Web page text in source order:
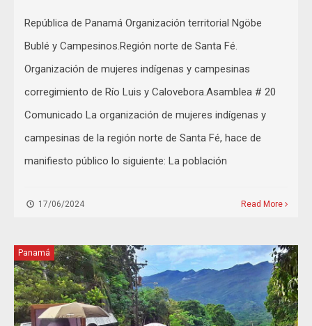
República de Panamá Organización territorial Ngöbe
Bublé y Campesinos.Región norte de Santa Fé.
Organización de mujeres indígenas y campesinas
corregimiento de Río Luis y Calovebora.Asamblea # 20
Comunicado La organización de mujeres indígenas y
campesinas de la región norte de Santa Fé, hace de
manifiesto público lo siguiente: La población
17/06/2024 Read More
Panamá